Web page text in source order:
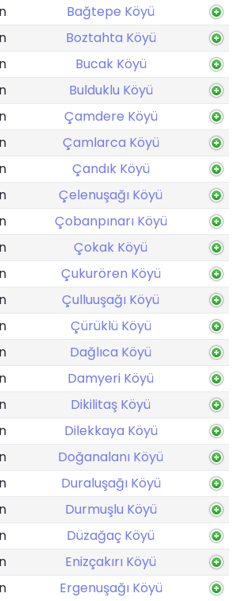
Bağtepe Köyü
Boztahta Köyü
Bucak Köyü
Bulduklu Köyü
Çamdere Köyü
Çamlarca Köyü
Çandık Köyü
Çelenuşağı Köyü
Çobanpınarı Köyü
Çokak Köyü
Çukurören Köyü
Çulluuşağı Köyü
Çürüklü Köyü
Dağlıca Köyü
Damyeri Köyü
Dikilitaş Köyü
Dilekkaya Köyü
Doğanalanı Köyü
Duraluşağı Köyü
Durmuşlu Köyü
Düzağaç Köyü
Enizçakırı Köyü
Ergenuşağı Köyü